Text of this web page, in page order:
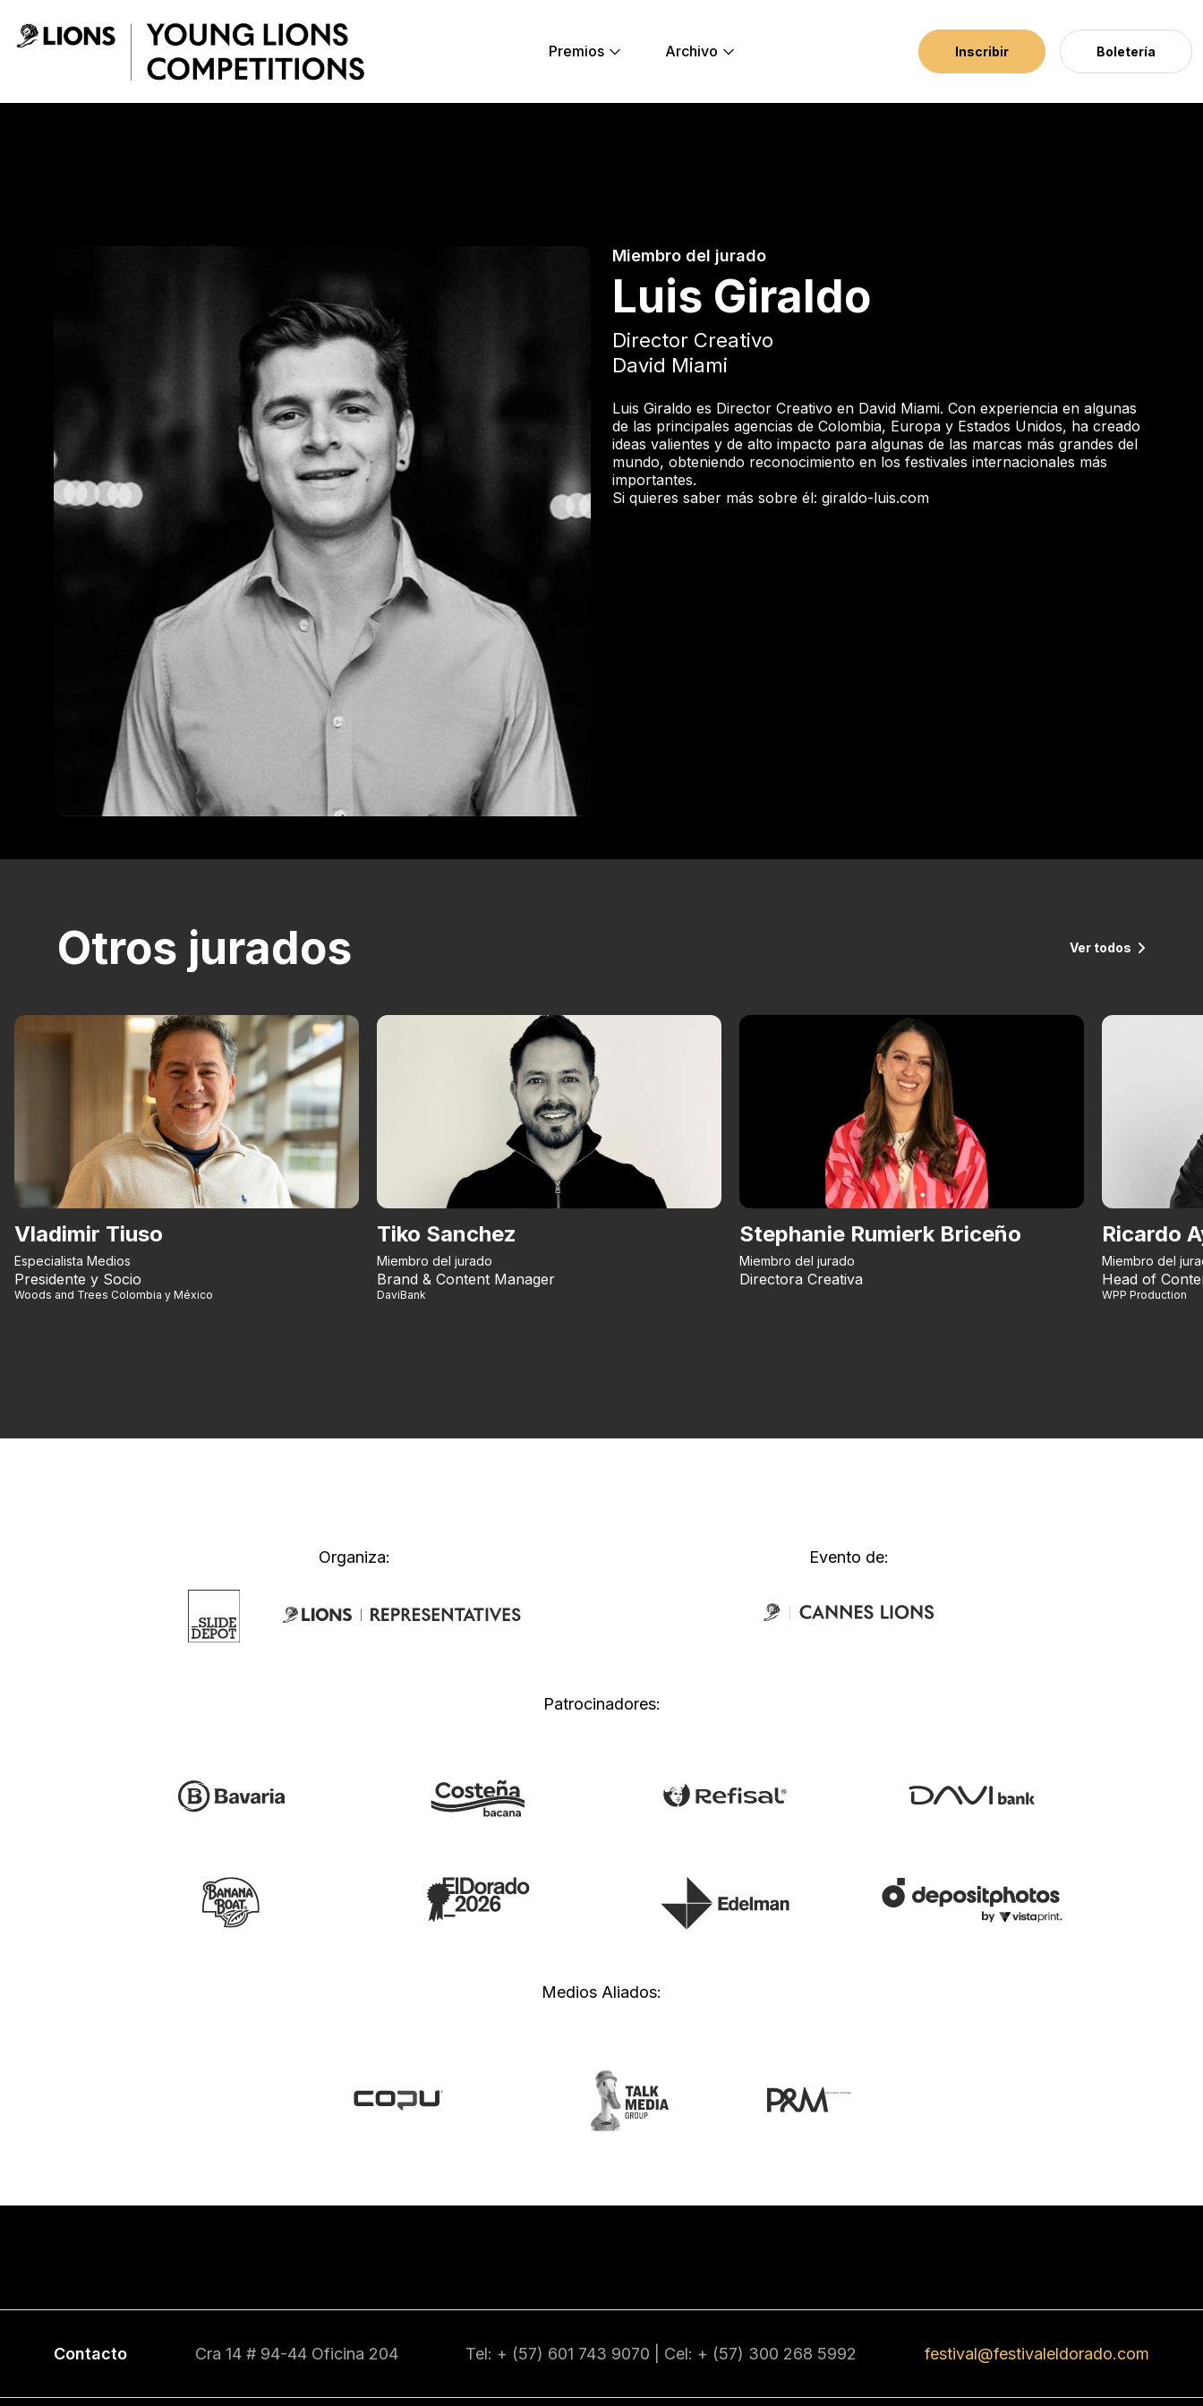
Premios
Archivo Inscribir Boletería
Miembro del jurado
Luis Giraldo
Director Creativo
David Miami
Luis Giraldo es Director Creativo en David Miami. Con experiencia en algunas
de las principales agencias de Colombia, Europa y Estados Unidos, ha creado
ideas valientes y de alto impacto para algunas de las marcas más grandes del
mundo, obteniendo reconocimiento en los festivales internacionales más
importantes.
Si quieres saber más sobre él: giraldo-luis.com
Otros jurados Ver todos
Vladimir Tiuso
Especialista Medios
Presidente y Socio
Woods and Trees Colombia y México
Tiko Sanchez
Miembro del jurado
Brand & Content Manager
DaviBank
Stephanie Rumierk Briceño
Miembro del jurado
Directora Creativa
Ricardo
Miembro del
Head of
WPP Production
Organiza: Evento de:
Patrocinadores:
Medios Aliados:
Contacto Cra 14 # 94-44 Oficina 204 Tel: + (57) 601 743 9070 | Cel: + (57) 300 268 5992 festival@festivaleldorado.com